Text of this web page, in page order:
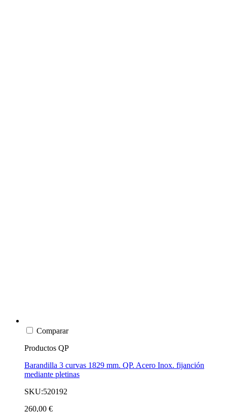
Comparar
Productos QP
Barandilla 3 curvas 1829 mm. QP. Acero Inox. fijanción
mediante pletinas
SKU:520192
260,00 €